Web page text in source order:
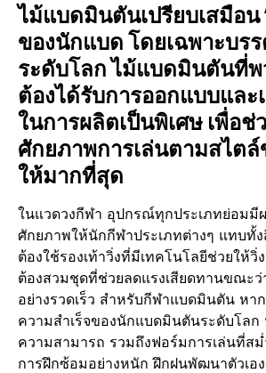
ไม้แบดมินตันเปรียบเสมือน
ของนักแบด โดยเฉพาะบร
ระดับโลก ไม้แบดมินตันที่พ
ต้องได้รับการออกแบบและ
ในการผลิตเป็นพิเศษ เพื่อช่
ศักยภาพการเล่นตามสไต
ให้มากที่สุด
ในแวดวงกีฬา อุปกรณ์ทุกประเภทย่อมมี
ศักยภาพให้นักกีฬาประเภทต่างๆ แทบทั้
ต้องใช้รองเท้าวิ่งที่มีเทคโนโลยีช่วยให้วิ่
ต้องสวมชุดที่ช่วยลดแรงเสียดทานขณะว่
อย่างรวดเร็ว สำหรับกีฬาแบดมินตัน หา
ความสำเร็จของนักแบดมินตันระดับโลก
ความสามารถ รวมถึงฟอร์มการเล่นที่สม่
การฝึกซ้อมอย่างหนัก ฝึกฝนพัฒนาตัวเอ